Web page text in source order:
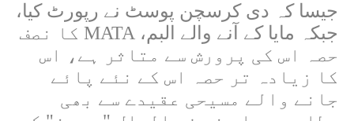
جیسا کہ دی کرسچن پوسٹ نے رپورٹ کیا،
جبکہ مایا کے آنے والے البم، MATA کا نصف
حصہ اس کی پرورش سے متاثر ہے، اس
کا زیادہ تر حصہ اس کے نئے پائے
جانے والے مسیحی عقیدے سے بھی